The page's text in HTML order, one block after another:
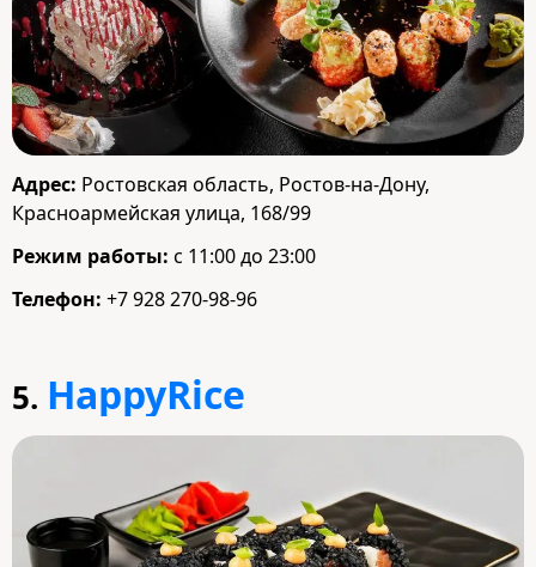
Адрес: Ростовская область, Ростов-на-Дону,
Красноармейская улица, 168/99
Режим работы: с 11:00 до 23:00
Телефон: +7 928 270-98-96
5. HappyRice